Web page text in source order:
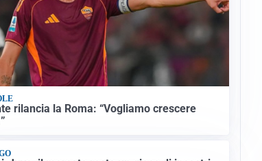
rilancia la Roma: “Vogliamo crescere